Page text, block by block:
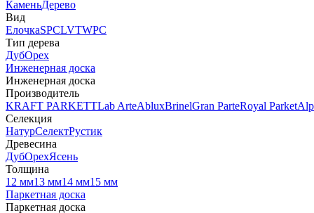
КаменьДерево
Вид
ЕлочкаSPCLVTWPC
Тип дерева
ДубОрех
Инженерная доска
Инженерная доска
Производитель
KRAFT PARKETTLab ArteAbluxBrinelGran ParteRoyal Parket
Селекция
НатурСелектРустик
Древесина
ДубОрехЯсень
Толщина
12 мм13 мм14 мм15 мм
Паркетная доска
Паркетная доска